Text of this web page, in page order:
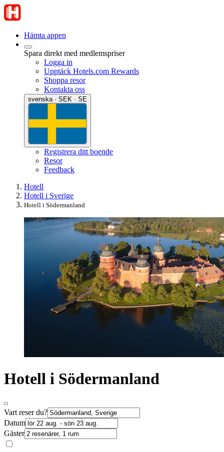
Hämta appen
Spara direkt med medlemspriser
Logga in
Upptäck Hotels.com Rewards
Shoppa resor
Kontakta oss
svenska · SEK · SE
Registrera ditt boende
Resor
Feedback
Hotell
Hotell i Sverige
Hotell i Södermanland
Hotell i Södermanland
Vart reser du?
Datum
Gäster